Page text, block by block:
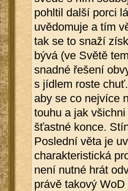
pohltil další porci
uvědomuje a tím
tak se to snaží
bývá (ve Světě
snadné řešení
s jídlem roste
aby se co nejvíce
touhu a jak
šťastné konce.
Poslední věta je
charakteristická
není nutné hrát
právě takový